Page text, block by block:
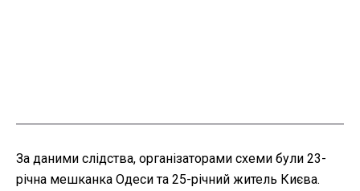
За даними слідства, організаторами схеми були 23-
річна мешканка Одеси та 25-річний житель Києва.